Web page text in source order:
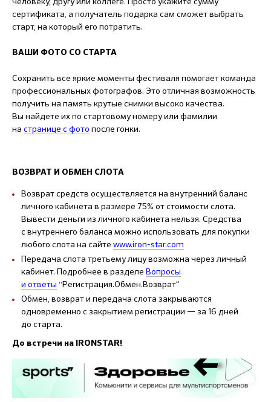
сертификата, а получатель подарка сам сможет выбрать
старт, на который его потратить.
ВАШИ ФОТО СО СТАРТА
Сохранить все яркие моменты фестиваля помогает команда
профессиональных фотографов. Это отличная возможность
получить на память крутые снимки высоко качества.
Вы найдете их по стартовому номеру или фамилии
на странице с фото после гонки.
ВОЗВРАТ И ОБМЕН СЛОТА
Возврат средств осуществляется на внутренний баланс
личного кабинета в размере 75% от стоимости слота.
Вывести деньги из личного кабинета нельзя. Средства
с внутреннего баланса можно использовать для покупки
любого слота на сайте www.iron-star.com
Передача слота третьему лицу возможна через личный
кабинет. Подробнее в разделе Вопросы
и ответы “Регистрация.Обмен.Возврат”
Обмен, возврат и передача слота закрываются
одновременно с закрытием регистрации — за 16 дней
до старта.
До встречи на IRONSTAR!